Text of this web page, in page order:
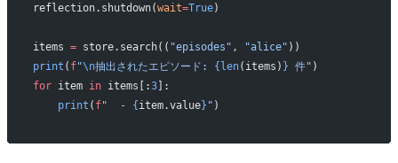
reflection.shutdown(wait=True)
items = store.search(( "episodes" , "alice" ))
print ( f"\n抽出されたエピソード: {len(items) } 件" )
for item in items[:3]:
    print
( f"  - {item.value} " )